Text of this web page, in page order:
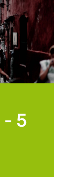
- 5